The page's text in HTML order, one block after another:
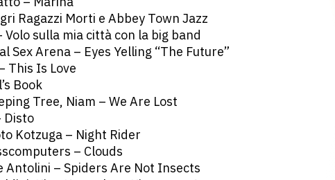
Ragazzi Morti e Abbey Town Jazz
sulla mia città con la big band
Sex Arena – Eyes Yelling “The Future”
This Is Love
Book
Tree, Niam – We Are Lost
Disto
Kotzuga – Night Rider
– Clouds
Antolini – Spiders Are Not Insects